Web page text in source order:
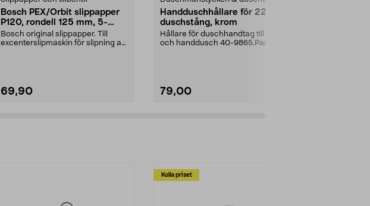
Bosch PEX/Orbit slippapper
P120, rondell 125 mm, 5-
pack
Bosch original slippapper. Till
excenterslipmaskin för slipning av
69,90
Handduschhållare för 22 mm
duschstång, krom
Hållare för duschhandtag till tak-
och handdusch 40-9865.Passar
79,00
Kolla priset